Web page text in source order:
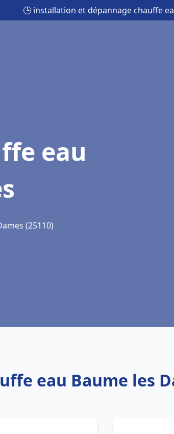
🕒 installation et dépannage chauffe
eau
(25110)
eau Baume les